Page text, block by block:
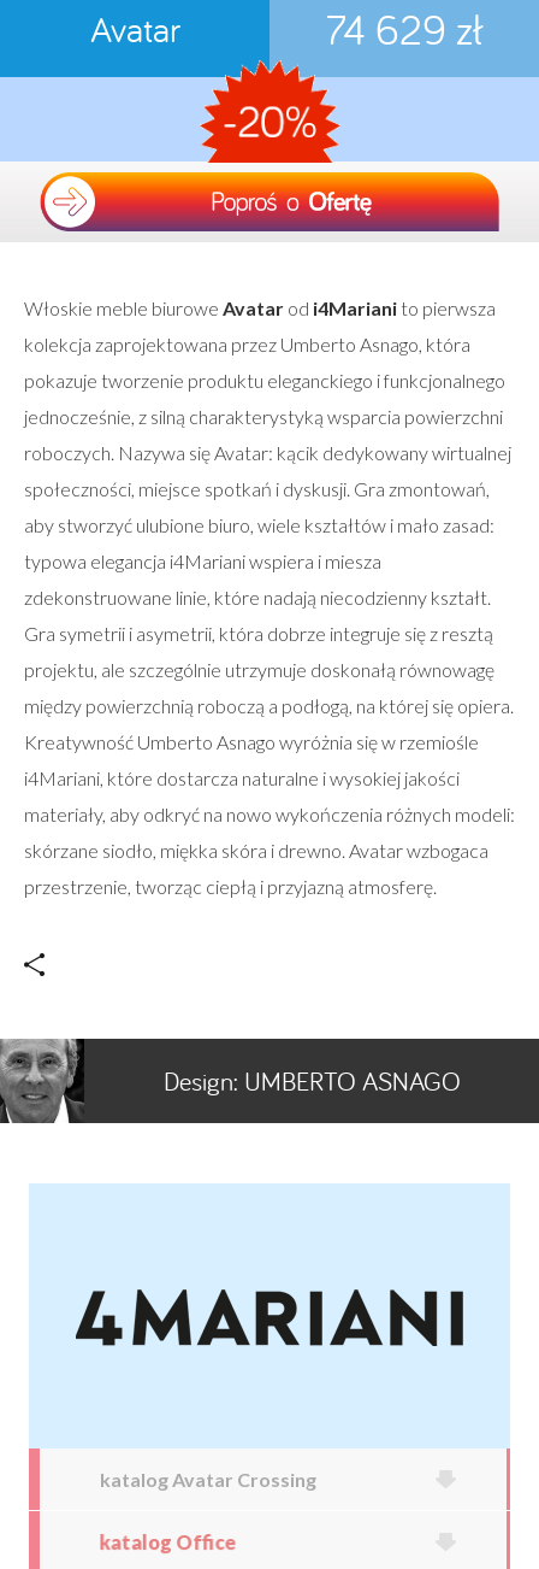
Avatar 74 629 zł
Włoskie meble biurowe Avatar od i4Mariani to pierwsza
kolekcja zaprojektowana przez Umberto Asnago, która
pokazuje tworzenie produktu eleganckiego i funkcjonalnego
jednocześnie, z silną charakterystyką wsparcia powierzchni
roboczych. Nazywa się Avatar: kącik dedykowany wirtualnej
społeczności, miejsce spotkań i dyskusji. Gra zmontowań,
aby stworzyć ulubione biuro, wiele kształtów i mało zasad:
typowa elegancja i4Mariani wspiera i miesza
zdekonstruowane linie, które nadają niecodzienny kształt.
Gra symetrii i asymetrii, która dobrze integruje się z resztą
projektu, ale szczególnie utrzymuje doskonałą równowagę
między powierzchnią roboczą a podłogą, na której się opiera.
Kreatywność Umberto Asnago wyróżnia się w rzemiośle
i4Mariani, które dostarcza naturalne i wysokiej jakości
materiały, aby odkryć na nowo wykończenia różnych modeli:
skórzane siodło, miękka skóra i drewno. Avatar wzbogaca
przestrzenie, tworząc ciepłą i przyjazną atmosferę.
Design: UMBERTO ASNAGO
katalog Avatar Crossing
katalog Office